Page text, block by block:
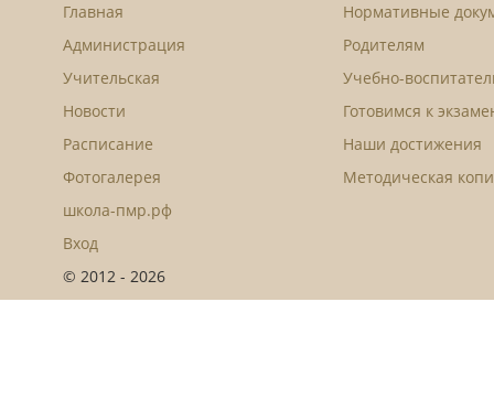
Главная
Администрация
Учительская
Новости
Расписание
Фотогалерея
школа-пмр.рф
Вход
Нормативные
Родителям
Учебно-
Готовимся к
Наши достижения
Методическая
© 2012 - 2026